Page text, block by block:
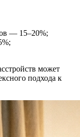
— 15–20%;
может
подхода к